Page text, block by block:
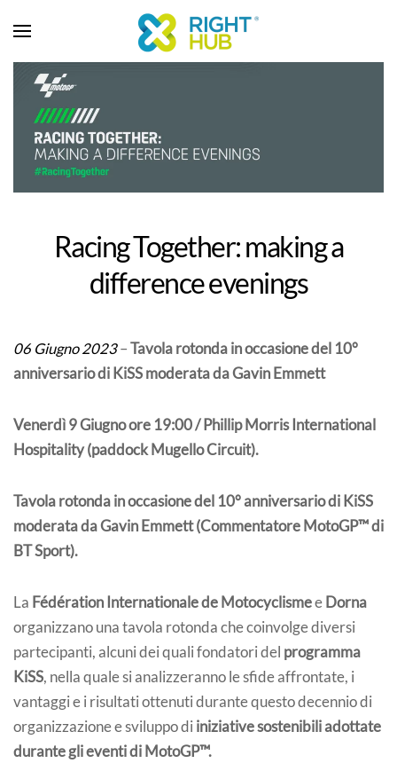
Racing Together: making a
difference evenings
06 Giugno 2023– Tavola rotonda in occasione del 10°
anniversario di KiSS moderata da Gavin Emmett
Venerdì 9 Giugno ore 19:00 / Phillip Morris International
Hospitality (paddock Mugello Circuit).
Tavola rotonda in occasione del 10° anniversario di KiSS
moderata da Gavin Emmett (Commentatore MotoGP™ di
BT Sport).
La Fédération Internationale de Motocyclismee Dorna
organizzano una tavola rotonda che coinvolge diversi
partecipanti, alcuni dei quali fondatori del programma
KiSS, nella quale si analizzeranno le sfide affrontate, i
vantaggi e i risultati ottenuti durante questo decennio di
organizzazione e sviluppo di iniziative sostenibili adottate
durante gli eventi di MotoGP™.